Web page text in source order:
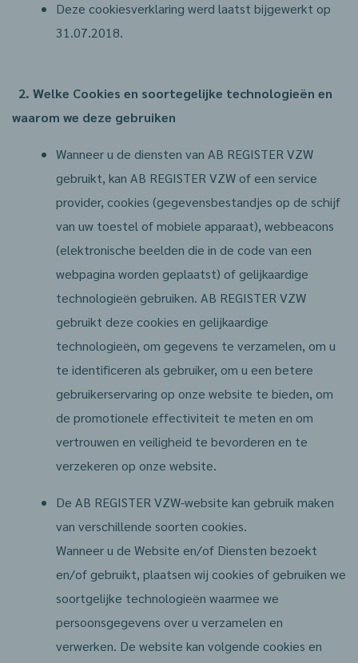
Deze cookiesverklaring werd laatst bijgewerkt op
31.07.2018.
2. Welke Cookies en soortegelijke technologieën en
waarom we deze gebruiken
Wanneer u de diensten van AB REGISTER VZW
gebruikt, kan AB REGISTER VZW of een service
provider, cookies (gegevensbestandjes op de schijf
van uw toestel of mobiele apparaat), webbeacons
(elektronische beelden die in de code van een
webpagina worden geplaatst) of gelijkaardige
technologieën gebruiken. AB REGISTER VZW
gebruikt deze cookies en gelijkaardige
technologieën, om gegevens te verzamelen, om u
te identificeren als gebruiker, om u een betere
gebruikerservaring op onze website te bieden, om
de promotionele effectiviteit te meten en om
vertrouwen en veiligheid te bevorderen en te
verzekeren op onze website.
De AB REGISTER VZW-website kan gebruik maken
van verschillende soorten cookies.
Wanneer u de Website en/of Diensten bezoekt
en/of gebruikt, plaatsen wij cookies of gebruiken we
soortgelijke technologieën waarmee we
persoonsgegevens over u verzamelen en
verwerken. De website kan volgende cookies en